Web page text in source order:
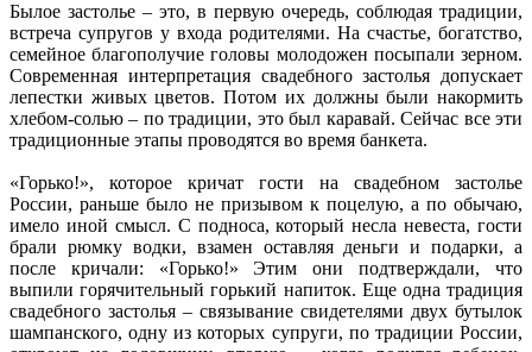
Былое застолье – это, в первую очередь, соблюдая традиции,
встреча супругов у входа родителями. На счастье, богатство,
семейное благополучие головы молодожен посыпали зерном.
Современная интерпретация свадебного застолья допускает
лепестки живых цветов. Потом их должны были накормить
хлебом-солью – по традиции, это был каравай. Сейчас все эти
традиционные этапы проводятся во время банкета.
«Горько!», которое кричат гости на свадебном застолье
России, раньше было не призывом к поцелую, а по обычаю,
имело иной смысл. С подноса, который несла невеста, гости
брали рюмку водки, взамен оставляя деньги и подарки, а
после кричали: «Горько!» Этим они подтверждали, что
выпили горячительный горький напиток. Еще одна традиция
свадебного застолья – связывание свидетелями двух бутылок
шампанского, одну из которых супруги, по традиции России,